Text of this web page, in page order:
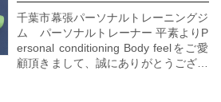
千葉市幕張パーソナルトレーニングジ
ム パーソナルトレーナー 平素よりP
ersonal conditioning Body feelをご愛
顧頂きまして、誠にありがとうござい